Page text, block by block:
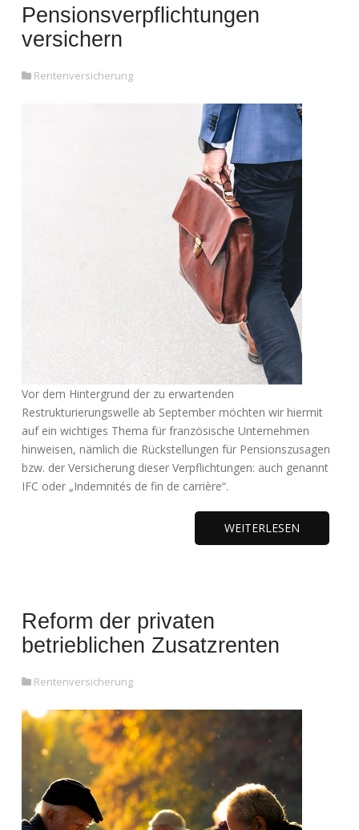
Pensionsverpflichtungen
versichern
Rentenversicherung
Vor dem Hintergrund der zu erwartenden
Restrukturierungswelle ab September möchten wir hiermit
auf ein wichtiges Thema für französische Unternehmen
hinweisen, nämlich die Rückstellungen für Pensionszusagen
bzw. der Versicherung dieser Verpflichtungen: auch genannt
IFC oder „Indemnités de fin de carrière“.
WEITERLESEN
Reform der privaten
betrieblichen Zusatzrenten
Rentenversicherung